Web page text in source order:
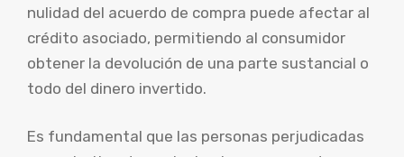
nulidad del acuerdo de compra puede afectar al
crédito asociado, permitiendo al consumidor
obtener la devolución de una parte sustancial o
todo del dinero invertido.
Es fundamental que las personas perjudicadas